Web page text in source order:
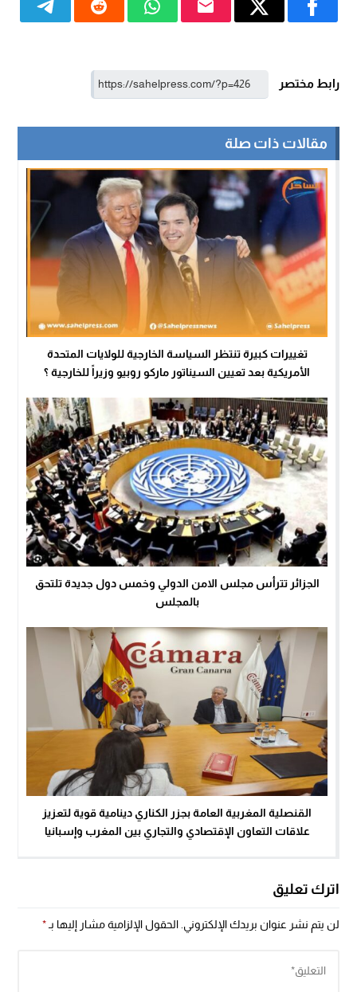
رابط مختصر
مقالات ذات صلة
تغييرات كبيرة تنتظر السياسة الخارجية للولايات المتحدة
الأمريكية بعد تعيين السيناتور ماركو روبيو وزيراً للخارجية ؟
الجزائر تترأس مجلس الامن الدولي وخمس دول جديدة تلتحق
بالمجلس
القنصلية المغربية العامة بجزر الكناري دينامية قوية لتعزيز
علاقات التعاون الإقتصادي والتجاري بين المغرب وإسبانيا
اترك تعليق
لن يتم نشر عنوان بريدك الإلكتروني. الحقول الإلزامية مشار إليها بـ*